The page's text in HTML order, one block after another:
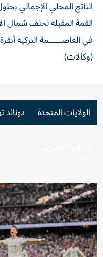
في العاصـــــمة التركية
(وكالات)
الولايات المتحدة